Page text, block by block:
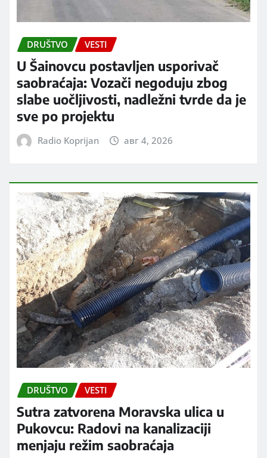
DRUŠTVO VESTI
U Šainovcu postavljen usporivač
saobraćaja: Vozači negoduju zbog
slabe uočljivosti, nadležni tvrde da je
sve po projektu
Radio Koprijan авг 4, 2026
DRUŠTVO VESTI
Sutra zatvorena Moravska ulica u
Pukovcu: Radovi na kanalizaciji
menjaju režim saobraćaja